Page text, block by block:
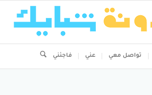
تواصل معي عني فاجئني